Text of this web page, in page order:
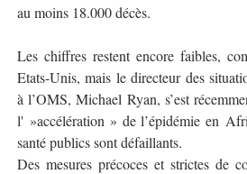
au moins 18.000 décès.
Les chiffres restent encore faibles,
Etats-Unis, mais le directeur des
à l’OMS, Michael Ryan, s’est
l' »accélération » de l’épidémie en
santé publics sont défaillants.
Des mesures précoces et strictes de